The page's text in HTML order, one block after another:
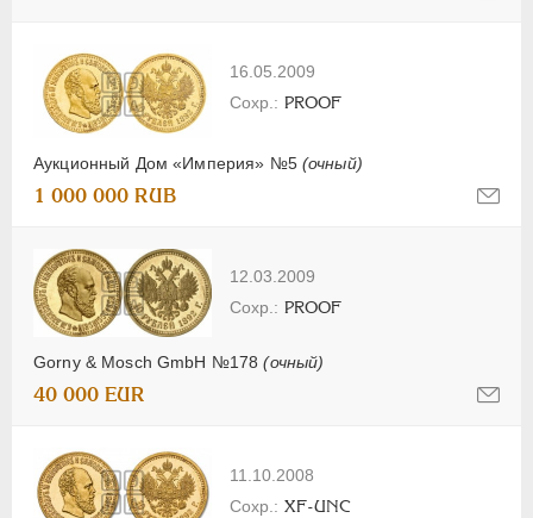
16.05.2009
Аукционный Дом «Империя» №5 (очный)
PROOF
1 000 000 RUB
12.03.2009
Gorny & Mosch GmbH №178(очный)
PROOF
40 000 EUR
11.10.2008
XF-UNC